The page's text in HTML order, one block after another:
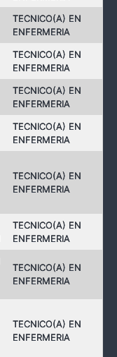
TECNICO(A) EN
ENFERMERIA
TECNICO(A) EN
ENFERMERIA
TECNICO(A) EN
ENFERMERIA
TECNICO(A) EN
ENFERMERIA
TECNICO(A) EN
ENFERMERIA
TECNICO(A) EN
ENFERMERIA
TECNICO(A) EN
ENFERMERIA
TECNICO(A) EN
ENFERMERIA